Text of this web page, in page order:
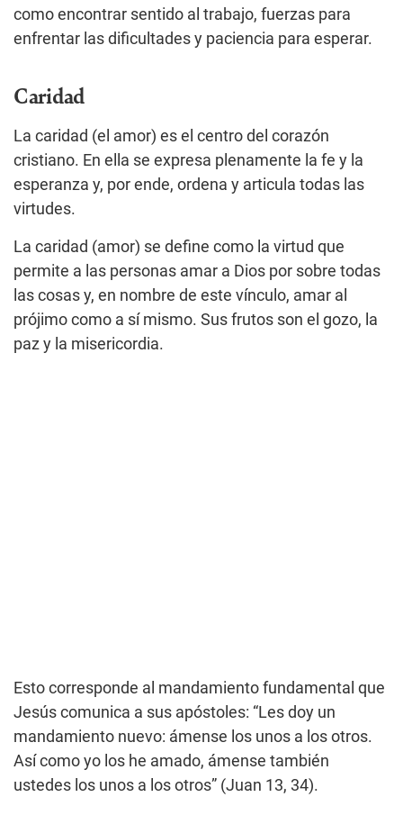
como encontrar sentido al trabajo, fuerzas para
enfrentar las dificultades y paciencia para esperar.
Caridad
La caridad (el amor) es el centro del corazón
cristiano. En ella se expresa plenamente la fe y la
esperanza y, por ende, ordena y articula todas las
virtudes.
La caridad (amor) se define como la virtud que
permite a las personas amar a Dios por sobre todas
las cosas y, en nombre de este vínculo, amar al
prójimo como a sí mismo. Sus frutos son el gozo, la
paz y la misericordia.
Esto corresponde al mandamiento fundamental que
Jesús comunica a sus apóstoles: “Les doy un
mandamiento nuevo: ámense los unos a los otros.
Así como yo los he amado, ámense también
ustedes los unos a los otros” (Juan 13, 34).